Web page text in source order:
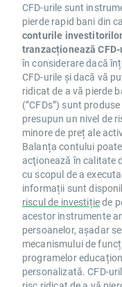
CFD-urile sunt
pierde rapid bani din
conturile
tranzacționează
în considerare dacă
CFD-urile și dacă vă
ridicat de a vă pierde
(”CFDs”) sunt
presupun un nivel de
minore de preț ale
Balanța contului
acţionează în calitate
cu scopul de a
informații sunt
riscul de investițiede
acestor instrumente
persoanelor, așadar
mecanismului de
programelor
personalizată. CFD-